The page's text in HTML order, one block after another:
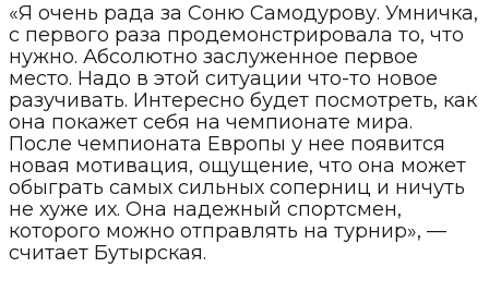
«Я очень рада за Соню Самодурову. Умничка,
с первого раза продемонстрировала то, что
нужно. Абсолютно заслуженное первое
место. Надо в этой ситуации что-то новое
разучивать. Интересно будет посмотреть, как
она покажет себя на чемпионате мира.
После чемпионата Европы у нее появится
новая мотивация, ощущение, что она может
обыграть самых сильных соперниц и ничуть
не хуже их. Она надежный спортсмен,
которого можно отправлять на турнир», —
считает Бутырская.